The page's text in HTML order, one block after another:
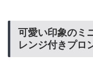
可愛い印象のミ
レンジ付きプロ